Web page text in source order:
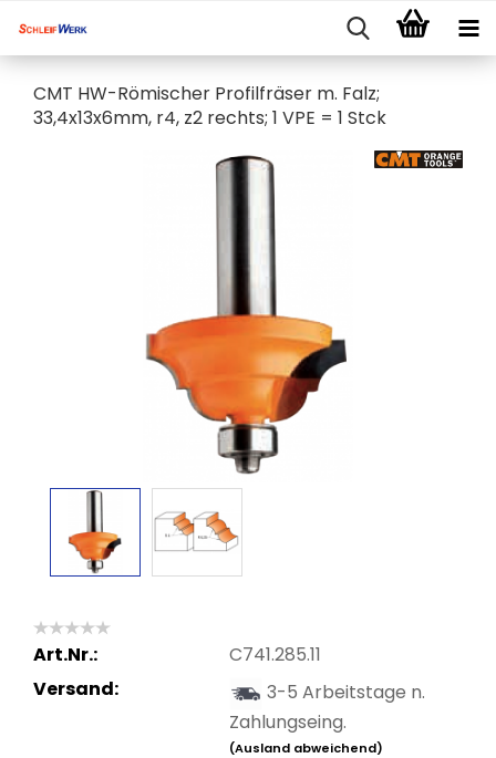
CMT HW-Römischer Profilfräser m. Falz;
33,4x13x6mm, r4, z2 rechts; 1 VPE = 1 Stck
Art.Nr.:
C741.285.11
Versand:
3-5 Arbeitstage n.
Zahlungseing.
(Ausland abweichend)